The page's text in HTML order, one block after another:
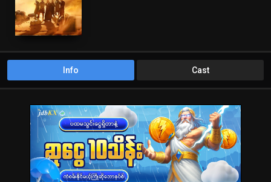
Info Cast